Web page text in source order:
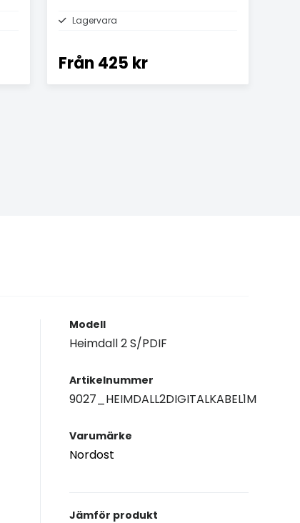
Lagervara
Från 425 kr
Modell
Heimdall 2 S/PDIF
Artikelnummer
9027_HEIMDALL2DIGITALKABEL1M
Varumärke
Nordost
Jämför produkt